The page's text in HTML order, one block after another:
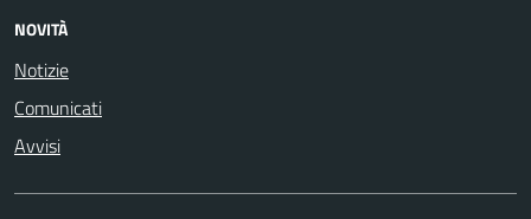
NOVITÀ
Notizie
Comunicati
Avvisi